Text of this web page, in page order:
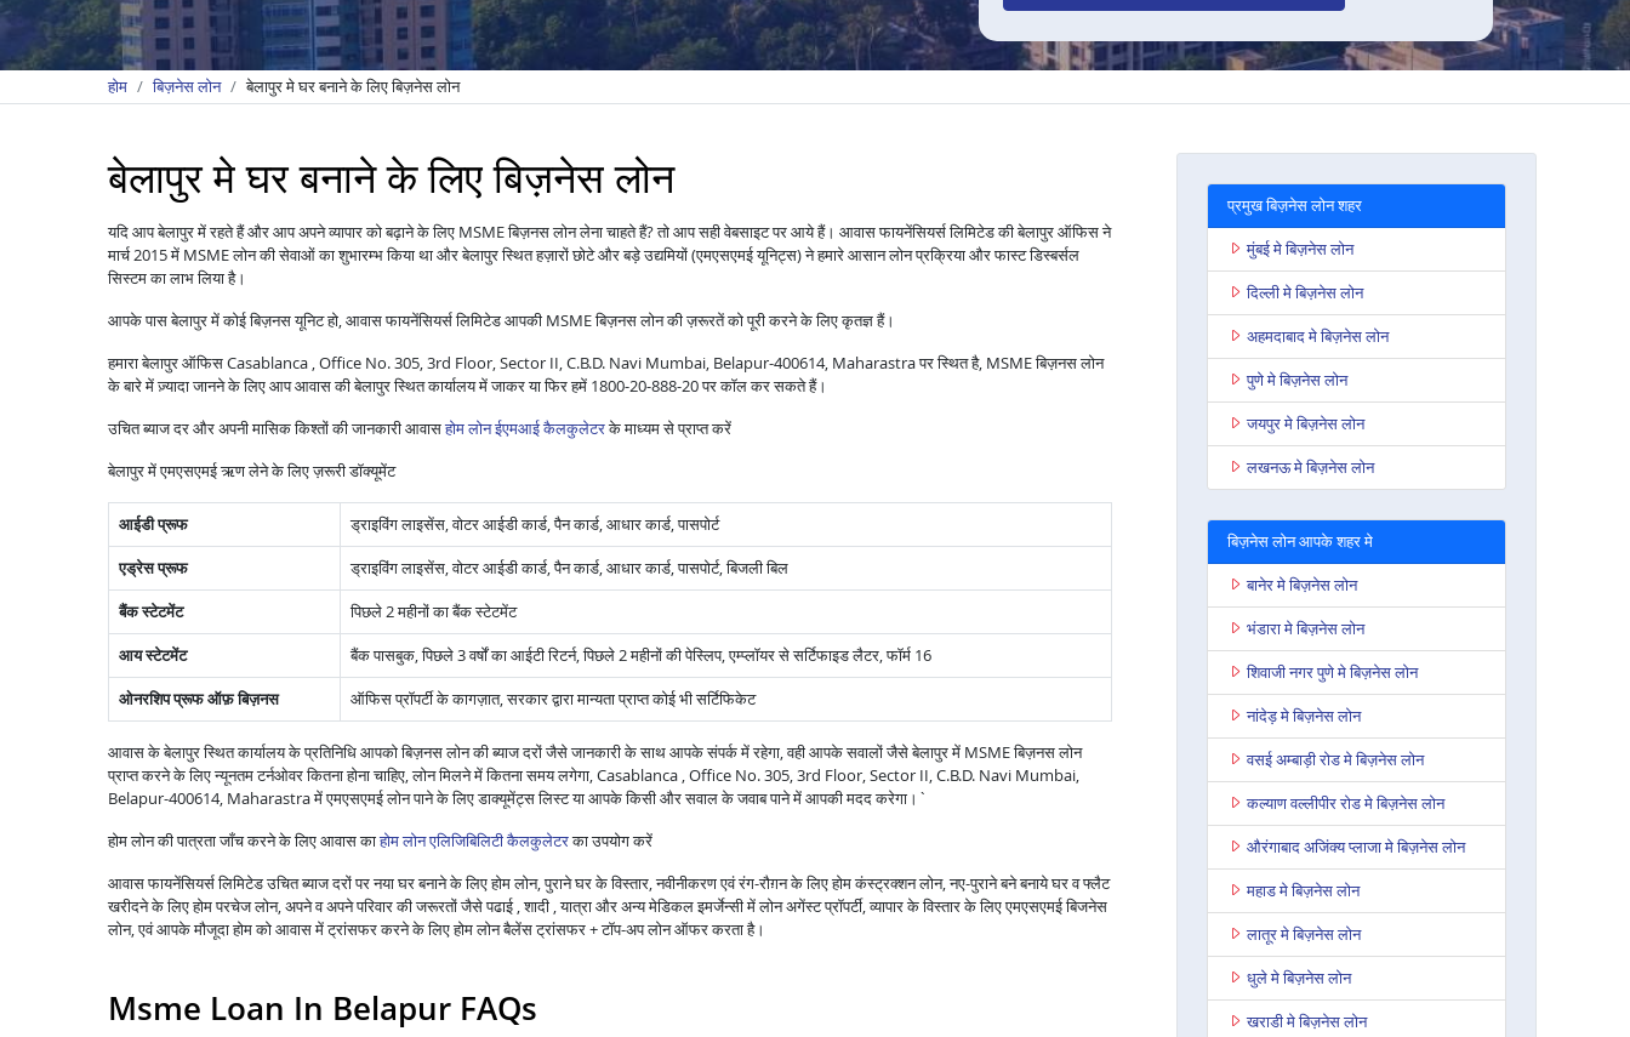
होम बिज़नेस लोन बेलापुर मे घर बनाने के लिए बिज़नेस लोन
बेलापुर मे घर बनाने के लिए बिज़नेस लोन
यदि आप बेलापुर में रहते हैं और आप अपने व्यापार को बढ़ाने के लिए MSME बिज़नस लोन लेना चाहते हैं? तो आप सही वेबसाइट पर आये हैं। आवास फायनेंसियर्स लिमिटेड की बेलापुर ऑफिस ने
मार्च 2015 में MSME लोन की सेवाओं का शुभारम्भ किया था और बेलापुर स्थित हज़ारों छोटे और बड़े उद्यमियों (एमएसएमई यूनिट्स) ने हमारे आसान लोन प्रक्रिया और फास्ट डिस्बर्सल
सिस्टम का लाभ लिया है।
आपके पास बेलापुर में कोई बिज़नस यूनिट हो, आवास फायनेंसियर्स लिमिटेड आपकी MSME बिज़नस लोन की ज़रूरतें को पूरी करने के लिए कृतज्ञ हैं।
हमारा बेलापुर ऑफिस Casablanca , Office No. 305, 3rd Floor, Sector II, C.B.D. Navi Mumbai, Belapur-400614, Maharastra पर स्थित है, MSME बिज़नस लोन
के बारे में ज़्यादा जानने के लिए आप आवास की बेलापुर स्थित कार्यालय में जाकर या फिर हमें 1800-20-888-20 पर कॉल कर सकते हैं।
उचित ब्याज दर और अपनी मासिक किश्तों की जानकारी आवासहोम लोन ईएमआई कैलकुलेटरके माध्यम से प्राप्त करें
बेलापुर में एमएसएमई ऋण लेने के लिए ज़रूरी डॉक्यूमेंट
आईडी प्रूफ
ड्राइविंग लाइसेंस, वोटर आईडी कार्ड, पैन कार्ड, आधार कार्ड, पासपोर्ट
एड्रेस प्रूफ
ड्राइविंग लाइसेंस, वोटर आईडी कार्ड, पैन कार्ड, आधार कार्ड, पासपोर्ट, बिजली बिल
बैंक स्टेटमेंट
पिछले 2 महीनों का बैंक स्टेटमेंट
आय स्टेटमेंट
बैंक पासबुक, पिछले 3 वर्षों का आईटी रिटर्न, पिछले 2 महीनों की पेस्लिप, एम्प्लॉयर से सर्टिफाइड लैटर, फॉर्म 16
ओनरशिप प्रूफ ऑफ़ बिज़नस
ऑफिस प्रॉपर्टी के कागज़ात, सरकार द्वारा मान्यता प्राप्त कोई भी सर्टिफिकेट
आवास के बेलापुर स्थित कार्यालय के प्रतिनिधि आपको बिज़नस लोन की ब्याज दरों जैसे जानकारी के साथ आपके संपर्क में रहेगा, वही आपके सवालों जैसे बेलापुर में MSME बिज़नस लोन
प्राप्त करने के लिए न्यूनतम टर्नओवर कितना होना चाहिए, लोन मिलने में कितना समय लगेगा, Casablanca , Office No. 305, 3rd Floor, Sector II, C.B.D. Navi Mumbai,
Belapur-400614, Maharastra में एमएसएमई लोन पाने के लिए डाक्यूमेंट्स लिस्ट या आपके किसी और सवाल के जवाब पाने में आपकी मदद करेगा।`
होम लोन की पात्रता जाँच करने के लिए आवास काहोम लोन एलिजिबिलिटी कैलकुलेटरका उपयोग करें
आवास फायनेंसियर्स लिमिटेड उचित ब्याज दरों पर नया घर बनाने के लिए होम लोन, पुराने घर के विस्तार, नवीनीकरण एवं रंग-रौग़न के लिए होम कंस्ट्रक्शन लोन, नए-पुराने बने बनाये घर व फ्लैट
खरीदने के लिए होम परचेज लोन, अपने व अपने परिवार की जरूरतों जैसे पढाई , शादी , यात्रा और अन्य मेडिकल इमर्जेन्सी में लोन अगेंस्ट प्रॉपर्टी, व्यापार के विस्तार के लिए एमएसएमई बिजनेस
लोन, एवं आपके मौजूदा होम को आवास में ट्रांसफर करने के लिए होम लोन बैलेंस ट्रांसफर + टॉप-अप लोन ऑफर करता है।
Msme Loan In Belapur FAQs
प्रमुख बिज़नेस लोन शहर
मुंबई मे बिज़नेस लोन
दिल्ली मे बिज़नेस लोन
अहमदाबाद मे बिज़नेस लोन
पुणे मे बिज़नेस लोन
जयपुर मे बिज़नेस लोन
लखनऊ मे बिज़नेस लोन
बिज़नेस लोन आपके शहर मे
बानेर मे बिज़नेस लोन
भंडारा मे बिज़नेस लोन
शिवाजी नगर पुणे मे बिज़नेस लोन
नांदेड़ मे बिज़नेस लोन
वसई अम्बाड़ी रोड मे बिज़नेस लोन
कल्याण वल्लीपीर रोड मे बिज़नेस लोन
औरंगाबाद अजिंक्य प्लाजा मे बिज़नेस लोन
महाड मे बिज़नेस लोन
लातूर मे बिज़नेस लोन
धुले मे बिज़नेस लोन
खराडी मे बिज़नेस लोन